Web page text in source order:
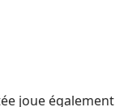
joue également